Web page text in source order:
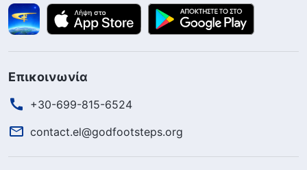
Επικοινωνία
+30-699-815-6524
contact.el@godfootsteps.org